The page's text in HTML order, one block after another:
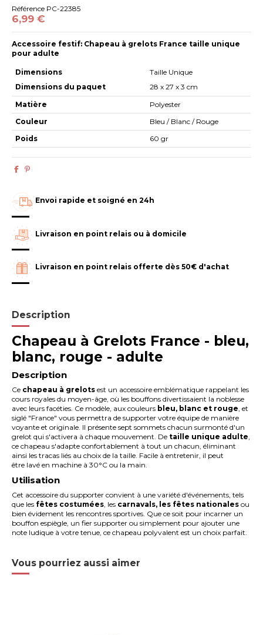
Référence PC-22385
6,99 €
Accessoire festif: Chapeau à grelots France taille unique
pour adulte
Dimensions
Dimensions du paquet
Taille Unique
28 x 27 x 3 cm
Matière
Polyester
Couleur
Bleu / Blanc / Rouge
Poids
60 gr
Envoi rapide et soigné en 24h
Livraison en point relais ou à domicile
Livraison en point relais offerte dès 50€ d'achat
Description
Chapeau à Grelots France - bleu,
blanc, rouge - adulte
Description
Ce chapeau à grelots est un accessoire emblématique rappelant les
cours royales du moyen-âge, où les bouffons divertissaient la noblesse
avec leurs facéties. Ce modèle, aux couleurs bleu, blanc et rouge , et
siglé "France" vous permettra de supporter votre équipe de manière
voyante et originale. Il présente sept sommets chacun surmonté d'un
grelot qui s'activera à chaque mouvement. De taille unique adulte
ce chapeau s'adapte confortablement à tout un chacun, éliminant
ainsi les tracas liés au choix de la taille. Facile à entretenir, il peut
être lavé en machine à 30°C ou la main.
Utilisation
Cet accessoire du supporter convient à une variété d'événements, tels
que les fêtes costumées, les carnavals, les fêtes nationalesou
bien évidement les rencontres sportives. Que ce soit pour incarner un
bouffon espiègle, un fier supporter ou simplement pour ajouter une
note ludique à votre tenue, ce chapeau polyvalent est un choix parfait.
Vous pourriez aussi aimer